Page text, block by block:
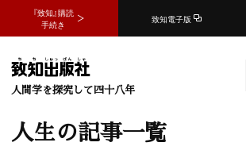
『致知』購読
手続き
致知電子版
人間学を探究して四十八年
人生の記事一覧